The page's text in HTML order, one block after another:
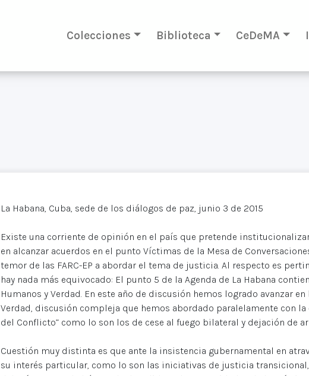
Colecciones Biblioteca CeDeMA
La Habana, Cuba, sede de los diálogos de paz, junio 3 de 2015
Existe una corriente de opinión en el país que pretende
en alcanzar acuerdos en el punto Víctimas de la Mesa de
temor de las FARC-EP a abordar el tema de justicia. Al respecto es
hay nada más equivocado: El punto 5 de la Agenda de La Habana
Humanos y Verdad. En este año de discusión hemos logrado avanzar
Verdad, discusión compleja que hemos abordado paralelamente con
del Conflicto” como lo son los de cese al fuego bilateral y dejación de
Cuestión muy distinta es que ante la insistencia gubernamental en
su interés particular, como lo son las iniciativas de justicia